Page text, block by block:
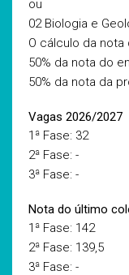
ou
02 Biologia e
O cálculo da
50% da nota do
50% da nota da
Vagas 2026/2027
1ª Fase: 32
2ª Fase: -
3ª Fase: -
Nota do último
1ª Fase: 142
2ª Fase: 139,5
3ª Fase: -